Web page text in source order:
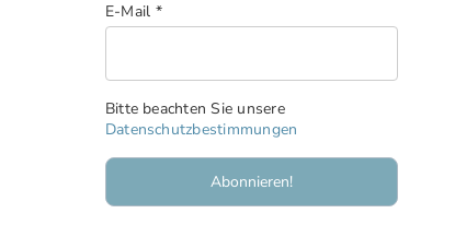
E-Mail *
Bitte beachten Sie unsere
Datenschutzbestimmungen